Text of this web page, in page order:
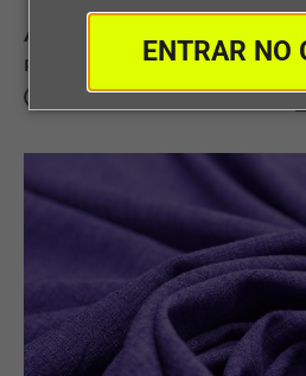
ENTRAR NO
A frescura do
Por Maximus Tecidos